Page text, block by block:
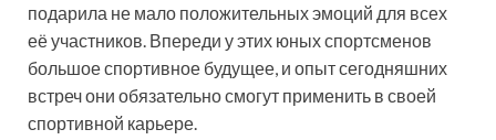
подарила не мало положительных эмоций для всех
её участников. Впереди у этих юных спортсменов
большое спортивное будущее, и опыт сегодняшних
встреч они обязательно смогут применить в своей
спортивной карьере.